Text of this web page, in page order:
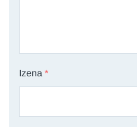
Izena *